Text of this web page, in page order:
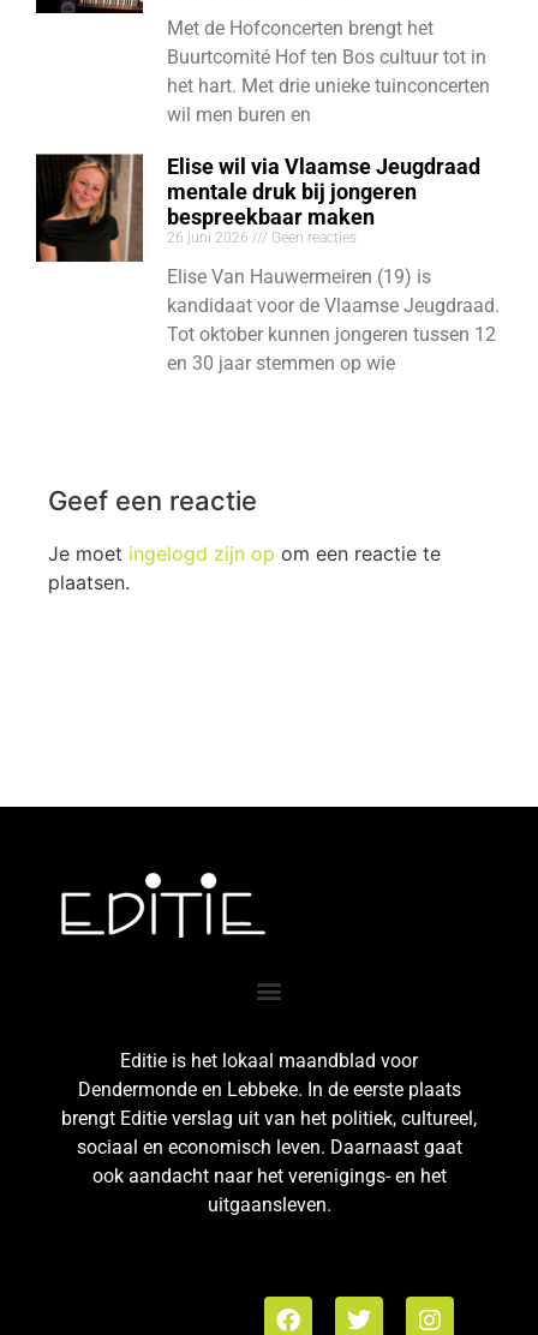
Met de Hofconcerten brengt het
Buurtcomité Hof ten Bos cultuur tot in
het hart. Met drie unieke tuinconcerten
wil men buren en
Elise wil via Vlaamse Jeugdraad
mentale druk bij jongeren
bespreekbaar maken
26 juni 2026 Geen reacties
Elise Van Hauwermeiren (19) is
kandidaat voor de Vlaamse Jeugdraad.
Tot oktober kunnen jongeren tussen 12
en 30 jaar stemmen op wie
Geef een reactie
Je moet ingelogd zijn op om een reactie te
plaatsen.
Editie is het lokaal maandblad voor
Dendermonde en Lebbeke. In de eerste plaats
brengt Editie verslag uit van het politiek, cultureel,
sociaal en economisch leven. Daarnaast gaat
ook aandacht naar het verenigings- en het
uitgaansleven.